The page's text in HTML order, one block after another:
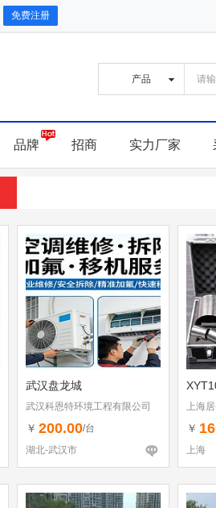
免费注册
品牌 招商 实力厂家
武汉盘龙城
武汉科恩特环境工程有限公司
￥ 200.00/台
湖北-武汉市
上海
￥
上海